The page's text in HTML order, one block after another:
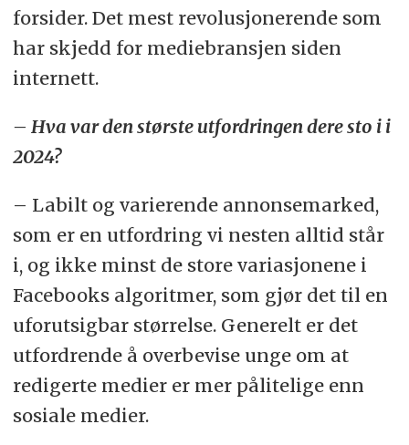
forsider. Det mest revolusjonerende som
har skjedd for mediebransjen siden
internett.
– Hva var den største utfordringen dere sto i i
2024?
– Labilt og varierende annonsemarked,
som er en utfordring vi nesten alltid står
i, og ikke minst de store variasjonene i
Facebooks algoritmer, som gjør det til en
uforutsigbar størrelse. Generelt er det
utfordrende å overbevise unge om at
redigerte medier er mer pålitelige enn
sosiale medier.